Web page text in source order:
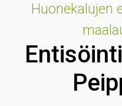
Huonekalujen